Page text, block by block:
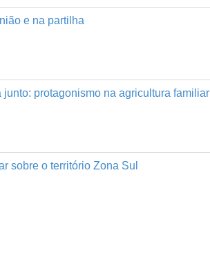
e na partilha
junto: protagonismo na agricultura familiar
sobre o território Zona Sul